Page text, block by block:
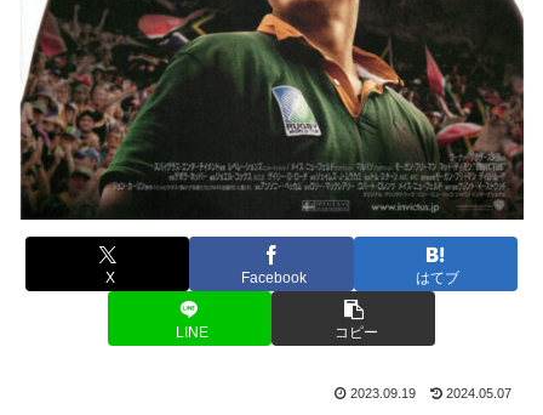
X Facebook はてブ
LINE コピー
2023.09.19 2024.05.07